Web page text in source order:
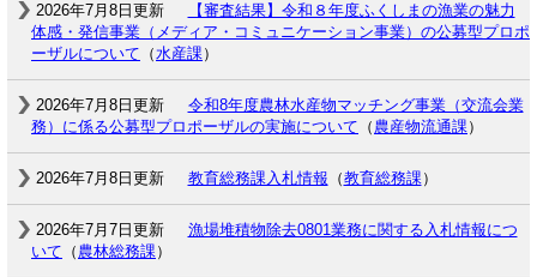
2026年7月8日更新
【審査結果】令和８年度ふくしまの漁業の魅力
体感・発信事業（メディア・コミュニケーション事業）の公募型プロポ
ーザルについて （水産課）
2026年7月8日更新
令和8年度農林水産物マッチング事業（交流会業
務）に係る公募型プロポーザルの実施について （ 農産物流通課）
2026年7月8日更新 教育総務課入札情報 （教育総務課）
2026年7月7日更新
漁場堆積物除去0801業務に関する入札情報につ
いて （ 農林総務課）